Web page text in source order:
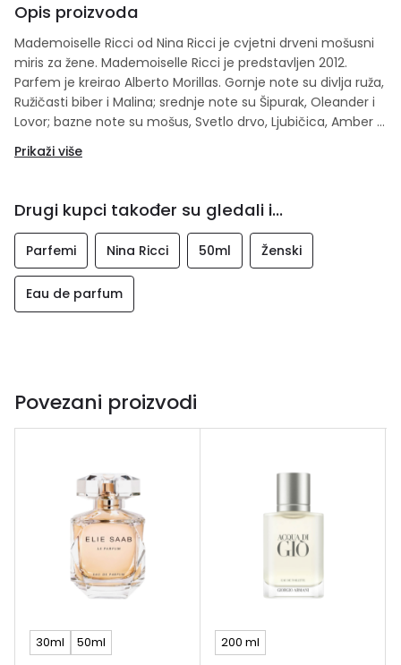
Opis proizvoda
Mademoiselle Ricci od Nina Ricci je cvjetni drveni mošusni
miris za žene. Mademoiselle Ricci je predstavljen 2012.
Parfem je kreirao Alberto Morillas. Gornje note su divlja ruža,
Ružičasti biber i Malina; srednje note su Šipurak, Oleander i
Lovor; bazne note su mošus, Svetlo drvo, Ljubičica, Amber i
Prikaži više
Drugi kupci također su gledali i...
Parfemi Nina Ricci 50ml Ženski
Eau de parfum
Povezani proizvodi
30ml 50ml 200 ml